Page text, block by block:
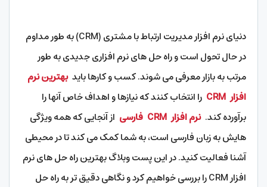
دنیای نرم افزار مدیریت ارتباط با مشتری (CRM) به طور مداوم
در حال تحول است و راه حل های نرم افزاری جدیدی به طور
مرتب به بازار معرفی می شوند. کسب و کارها بایدبهترین نرم
افزار CRM را انتخاب کنند که نیازها و اهداف خاص آنها را
برآورده کند.نرم افزار CRM فارسی از آنجایی که همه ویژگی
هایش به زبان فارسی است، به شما کمک می کند تا در محیطی
آشنا فعالیت کنید. در این پست وبلاگ بهترین راه حل های نرم
افزار CRM را بررسی خواهیم کرد و نگاهی دقیق تر به راه حل